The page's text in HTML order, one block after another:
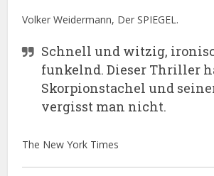
Volker Weidermann, Der SPIEGEL.
Schnell und witzig,
funkelnd. Dieser Thriller
Skorpionstachel und
vergisst man nicht.
The New York Times